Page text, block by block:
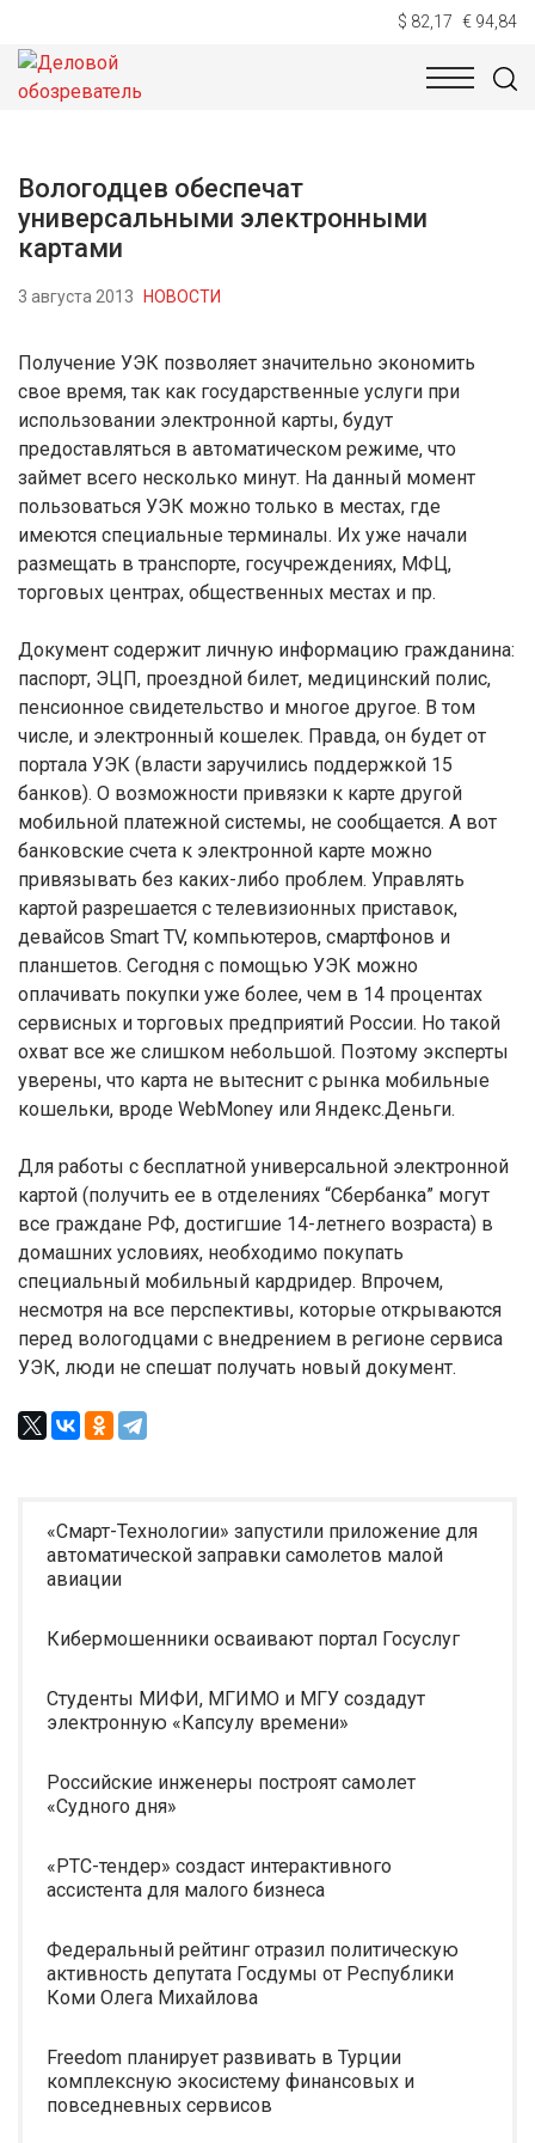
$ 82,17 € 94,84
НОВОСТИ
Вологодцев обеспечат
универсальными электронными
картами
3 августа 2013 НОВОСТИ
Получение УЭК позволяет значительно экономить
свое время, так как государственные услуги при
использовании электронной карты, будут
предоставляться в автоматическом режиме, что
займет всего несколько минут. На данный момент
пользоваться УЭК можно только в местах, где
имеются специальные терминалы. Их уже начали
размещать в транспорте, госучреждениях, МФЦ,
торговых центрах, общественных местах и пр.
Документ содержит личную информацию гражданина:
паспорт, ЭЦП, проездной билет, медицинский полис,
пенсионное свидетельство и многое другое. В том
числе, и электронный кошелек. Правда, он будет от
портала УЭК (власти заручились поддержкой 15
банков). О возможности привязки к карте другой
мобильной платежной системы, не сообщается. А вот
банковские счета к электронной карте можно
привязывать без каких-либо проблем. Управлять
картой разрешается с телевизионных приставок,
девайсов Smart TV, компьютеров, смартфонов и
планшетов. Сегодня с помощью УЭК можно
оплачивать покупки уже более, чем в 14 процентах
сервисных и торговых предприятий России. Но такой
охват все же слишком небольшой. Поэтому эксперты
уверены, что карта не вытеснит с рынка мобильные
кошельки, вроде WebMoney или Яндекс.Деньги.
Для работы с бесплатной универсальной электронной
картой (получить ее в отделениях “Сбербанка” могут
все граждане РФ, достигшие 14-летнего возраста) в
домашних условиях, необходимо покупать
специальный мобильный кардридер. Впрочем,
несмотря на все перспективы, которые открываются
перед вологодцами с внедрением в регионе сервиса
УЭК, люди не спешат получать новый документ.
«Смарт-Технологии» запустили приложение для
автоматической заправки самолетов малой
авиации
Кибермошенники осваивают портал Госуслуг
Студенты МИФИ, МГИМО и МГУ создадут
электронную «Капсулу времени»
Российские инженеры построят самолет
«Судного дня»
«РТС-тендер» создаст интерактивного
ассистента для малого бизнеса
Федеральный рейтинг отразил политическую
активность депутата Госдумы от Республики
Коми Олега Михайлова
Freedom планирует развивать в Турции
комплексную экосистему финансовых и
повседневных сервисов